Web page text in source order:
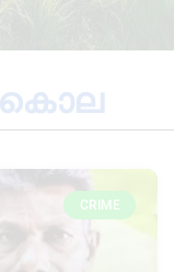
കൊല
CRIME